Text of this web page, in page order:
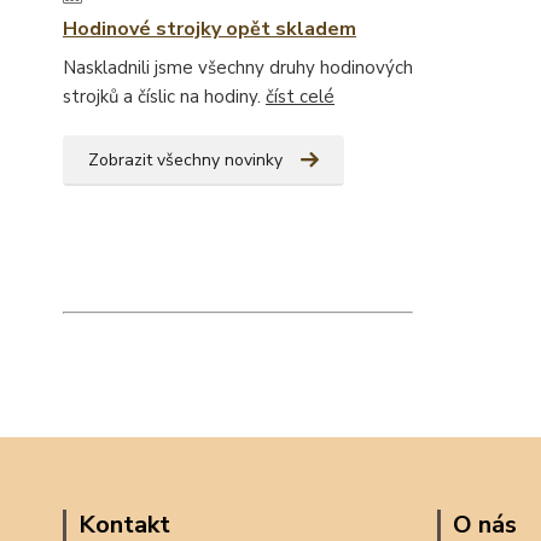
Hodinové strojky opět skladem
Naskladnili jsme všechny druhy hodinových
strojků a číslic na hodiny. číst celé
Zobrazit všechny novinky
Kontakt O nás